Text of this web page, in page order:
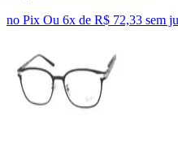
no Pix Ou 6x de R$ 72,33 sem